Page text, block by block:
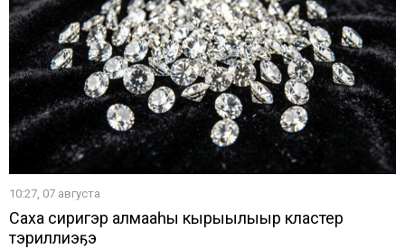
10:27, 07 августа
Саха сиригэр алмааһы кырыылыыр кластер
тэриллиэҕэ